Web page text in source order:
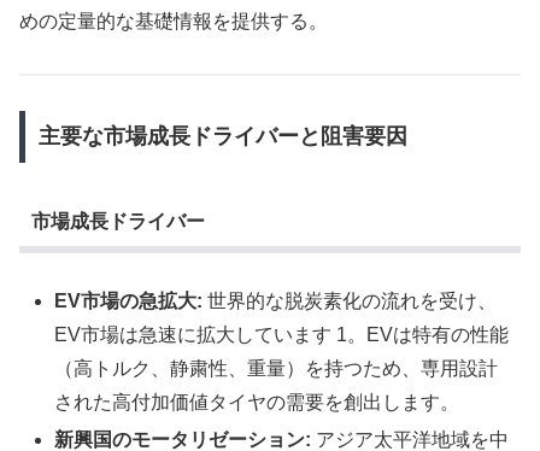
めの定量的な基礎情報を提供する。
主要な市場成長ドライバーと阻害要因
市場成長ドライバー
EV市場の急拡大: 世界的な脱炭素化の流れを受け、
EV市場は急速に拡大しています 1。EVは特有の性能
（高トルク、静粛性、重量）を持つため、専用設計
された高付加価値タイヤの需要を創出します。
新興国のモータリゼーション: アジア太平洋地域を中